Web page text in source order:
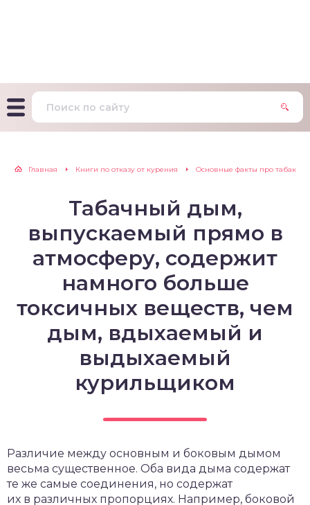
Главная Книги по отказу от курения Основные факты про табак
Табачный дым,
выпускаемый прямо в
атмосферу, содержит
намного больше
токсичных веществ, чем
дым, вдыхаемый и
выдыхаемый
курильщиком
Различие между основным и боковым дымом
весьма существенное. Оба вида дыма содержат
те же самые соединения, но содержат
их в различных пропорциях. Например, боковой
на определение типа
поведения
зависимости
курильщика –